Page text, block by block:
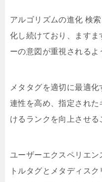
アルゴリズムの進化 検
化し続けており、ます
ーの意図が重視されるよ
メタタグを適切に最適
連性を高め、指定され
けるランクを向上させる
ユーザーエクスペリエン
トルタグとメタディス